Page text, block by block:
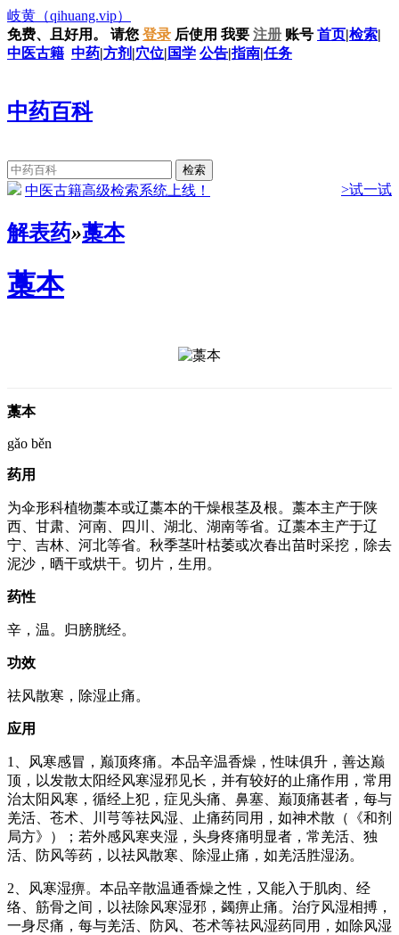
岐黄 （qihuang.vip）
免费、且好用。
请您 登录 后使用 我要 注册 账号 首页|检索|
中医古籍 中药|方剂 |穴位| 国学 公告|指南|任务
中药百科
中医古籍高级检索系统上线！ >试一试
解表药»藁本
藁本
藁本
gǎo běn
药用
为伞形科植物藁本或辽藁本的干燥根茎及根。藁本主产于陕
西、甘肃、河南、四川、湖北、湖南等省。辽藁本主产于辽
宁、吉林、河北等省。秋季茎叶枯萎或次春出苗时采挖，除去
泥沙，晒干或烘干。切片，生用。
药性
辛，温。归膀胱经。
功效
祛风散寒，除湿止痛。
应用
1、风寒感冒，巅顶疼痛。本品辛温香燥，性味俱升，善达巅
顶，以发散太阳经风寒湿邪见长，并有较好的止痛作用，常用
治太阳风寒，循经上犯，症见头痛、鼻塞、巅顶痛甚者，每与
羌活、苍术、川芎等祛风湿、止痛药同用，如神术散（《和剂
局方》）；若外感风寒夹湿，头身疼痛明显者，常羌活、独
活、防风等药，以祛风散寒、除湿止痛，如羌活胜湿汤。
2、风寒湿痹。本品辛散温通香燥之性，又能入于肌肉、经
络、筋骨之间，以祛除风寒湿邪，蠲痹止痛。治疗风湿相搏，
一身尽痛，每与羌活、防风、苍术等祛风湿药同用，如除风湿